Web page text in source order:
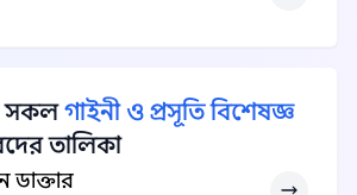
সকলগাইনী ও প্রসূতি বিশেষজ্ঞ
তালিকা
ডাক্তার